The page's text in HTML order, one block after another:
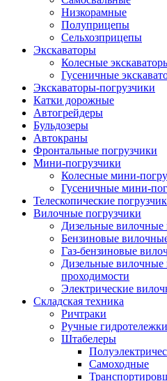
Низкорамные
Полуприцепы
Сельхозприцепы
Экскаваторы
Колесные
Гусеничные
Экскаваторы-погрузчики
Катки дорожные
Автогрейдеры
Бульдозеры
Автокраны
Фронтальные погрузчики
Мини-погрузчики
Колесные мини-
Гусеничные мини-
Телескопические
Вилочные погрузчики
Дизельные вилочные
Бензиновые
Газ-бензиновые
Дизельные
проходимости
Электрические
Складская техника
Ричтраки
Ручные гидротележки
Штабелеры
Самоходные